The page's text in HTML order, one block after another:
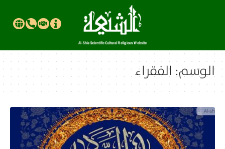
الوسم: الفقراء